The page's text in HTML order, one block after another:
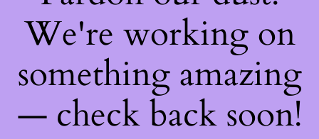
We're working on
something amazing
— check back soon!